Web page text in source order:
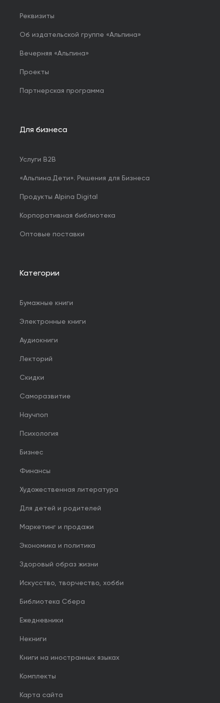
Реквизиты
Об издательской группе «Альпина»
Вечерняя «Альпина»
Проекты
Партнерская программа
Для бизнеса
Услуги B2B
«Альпина.Дети». Решения для Бизнеса
Продукты Alpina Digital
Корпоративная библиотека
Оптовые поставки
Категории
Бумажные книги
Электронные книги
Аудиокниги
Лекторий
Скидки
Саморазвитие
Научпоп
Психология
Бизнес
Финансы
Художественная литература
Для детей и родителей
Маркетинг и продажи
Экономика и политика
Здоровый образ жизни
Искусство, творчество, хобби
Библиотека Сбера
Ежедневники
Некниги
Книги на иностранных языках
Комплекты
Карта сайта